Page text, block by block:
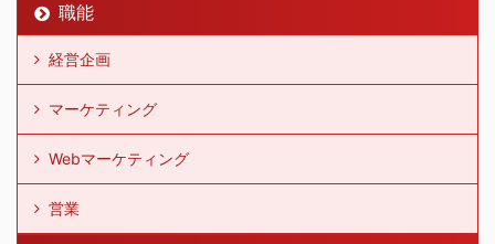
職能
経営企画
マーケティング
Webマーケティング
営業